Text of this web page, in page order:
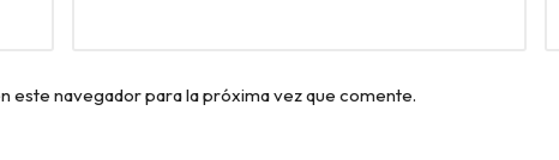
navegador para la próxima vez que comente.